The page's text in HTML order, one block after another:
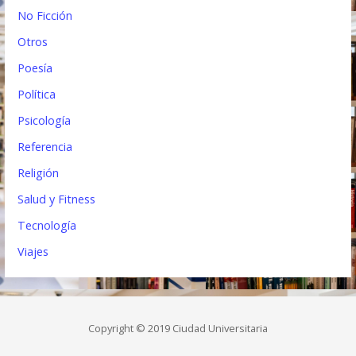
No Ficción
Otros
Poesía
Política
Psicología
Referencia
Religión
Salud y Fitness
Tecnología
Viajes
Copyright © 2019 Ciudad Universitaria